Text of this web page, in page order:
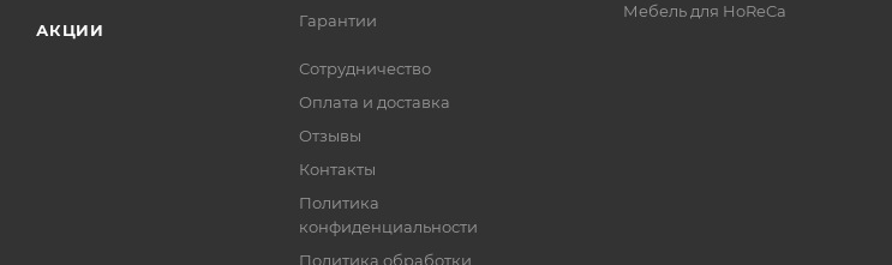
АКЦИИ
Гарантии
Сотрудничество
Оплата и доставка
Отзывы
Контакты
Политика
конфиденциальности
Политика обработки
Мебель для HoReCa